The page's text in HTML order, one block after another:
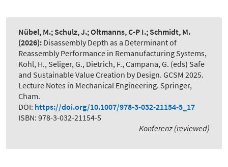
Nübel, M.; Schulz, J.; Oltmanns, C-P I.; Schmidt, M.
(2026): Disassembly Depth as a Determinant of
Reassembly Performance in Remanufacturing Systems,
Kohl, H., Seliger, G., Dietrich, F., Campana, G. (eds) Safe
and Sustainable Value Creation by Design. GCSM 2025.
Lecture Notes in Mechanical Engineering. Springer,
Cham.
DOI: https://doi.org/10.1007/978-3-032-21154-5_17
ISBN: 978-3-032-21154-5
Konferenz (reviewed)